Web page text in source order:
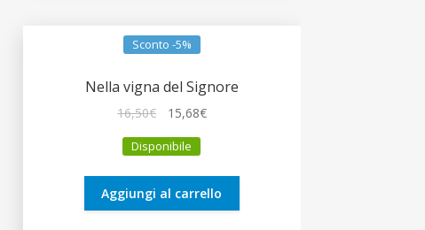
Sconto -5%
Nella vigna del Signore
16,50€
originale
16,50€.
15,68€Il
15,68€.
Disponibile
Aggiungi al carrello